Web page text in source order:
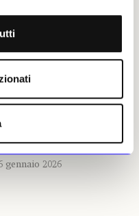
pagine
anteprima per «Il Giornale
monografia che
storico dell’arte ha dedicato
più grande pittore francese
tutti i secoli, protagonista
senza pari tra Francia
gennaio 2026